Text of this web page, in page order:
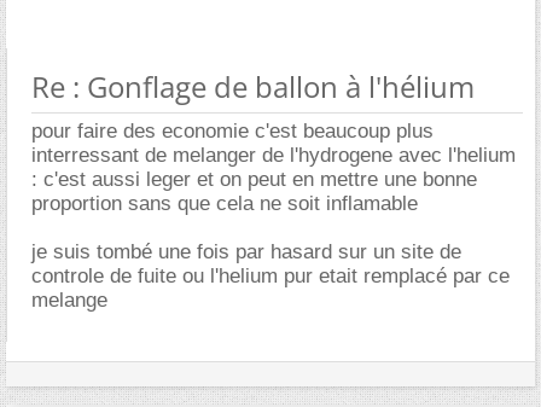
Re : Gonflage de ballon à l'hélium
pour faire des economie c'est beaucoup plus
interressant de melanger de l'hydrogene avec l'helium
: c'est aussi leger et on peut en mettre une bonne
proportion sans que cela ne soit inflamable
je suis tombé une fois par hasard sur un site de
controle de fuite ou l'helium pur etait remplacé par ce
melange